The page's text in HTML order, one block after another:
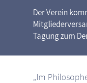
Der Verein
Tagung zum
„Im